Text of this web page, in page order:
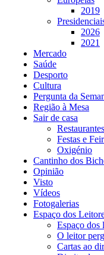
2019
2026
2021
Mercado
Saúde
Desporto
Cultura
Pergunta da
Região à Mesa
Sair de casa
Restaurantes
Festas e
Oxigénio
Cantinho dos
Opinião
Visto
Vídeos
Fotogalerias
Espaço dos
Espaço dos
O leitor
Cartas ao